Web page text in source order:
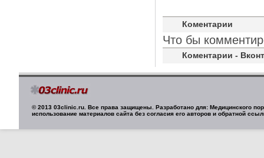
Коментарии
Что бы
Коментарии -
© 2013 03clinic.ru. Все права защищены. Разработано для: Медицинского
использование материалов сайта без согласия его авторов и обратной